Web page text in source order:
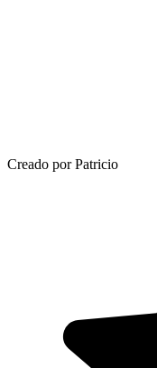
Creado por Patricio